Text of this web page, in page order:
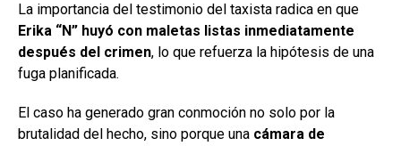
La importancia del testimonio del taxista radica en que
Erika “N” huyó con maletas listas inmediatamente
después del crimen, lo que refuerza la hipótesis de una
fuga planificada.
El caso ha generado gran conmoción no solo por la
brutalidad del hecho, sino porque una cámara de